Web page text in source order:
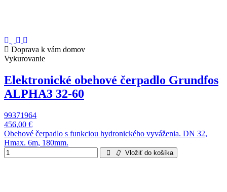
Doprava k vám domov
Vykurovanie
Elektronické obehové čerpadlo Grundfos
ALPHA3 32-60
99371964
456,00 €
Obehové čerpadlo s funkciou hydronického vyváženia. DN 32,
Hmax. 6m, 180mm.
Vložiť do košíka